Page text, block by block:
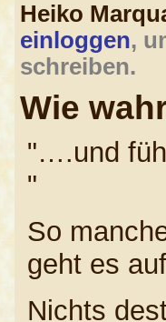
Heiko
einloggen,
schreiben.
Wie
"….und
"
So
geht es
Nichts